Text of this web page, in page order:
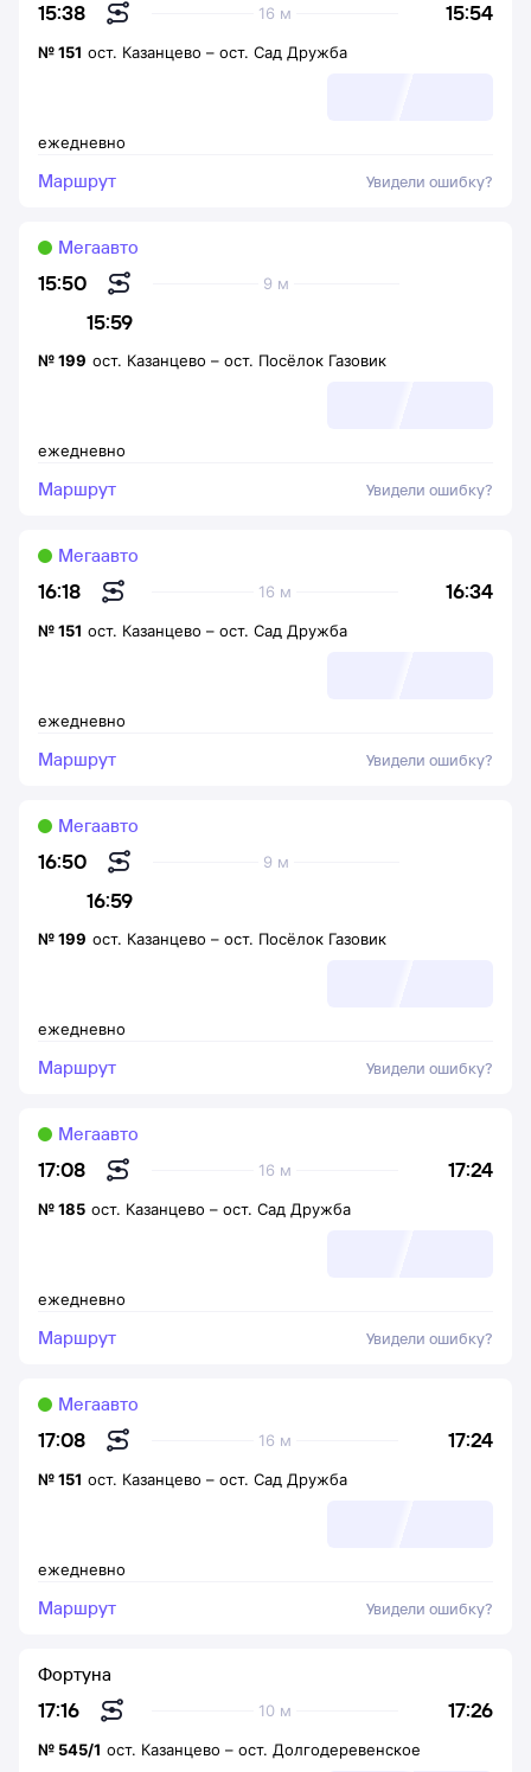
15:38 15:54
16 м
ежедневно
№151 ост. Казанцево – ост. Сад Дружба
Маршрут Увидели ошибку?
15:50
15:59
9 м
Мегаавто
ежедневно
№199 ост. Казанцево – ост. Посёлок Газовик
Маршрут Увидели ошибку?
16:18 16:34
16 м
Мегаавто
ежедневно
№151 ост. Казанцево – ост. Сад Дружба
Маршрут Увидели ошибку?
16:50
16:59
9 м
Мегаавто
ежедневно
№199 ост. Казанцево – ост. Посёлок Газовик
Маршрут Увидели ошибку?
17:08 17:24
16 м
Мегаавто
ежедневно
№185 ост. Казанцево – ост. Сад Дружба
Маршрут Увидели ошибку?
17:08 17:24
16 м
Мегаавто
ежедневно
№151 ост. Казанцево – ост. Сад Дружба
Маршрут Увидели ошибку?
17:16 17:26
10 м
Фортуна
№ 545/1 ост. Казанцево – ост. Долгодеревенское